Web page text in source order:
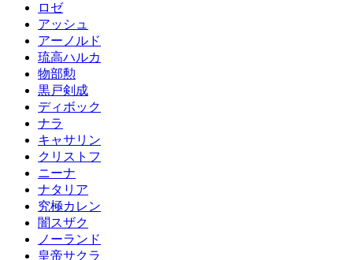
ロゼ
アッシュ
アーノルド
琉高ハルカ
物部勲
黒戸剣成
ディボック
ナラ
キャサリン
クリストフ
ニーナ
ナタリア
究極カレン
闇スザク
ノーランド
皇帝サクラ